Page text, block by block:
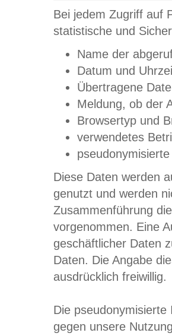
Bei jedem Zugriff auf
statistische und
Name der
Datum und
Übertragene
Meldung, ob der
Browsertyp und
verwendetes
Diese Daten werden
genutzt und werden
Zusammenführung
vorgenommen. Eine
geschäftlicher Daten
Daten. Die Angabe
ausdrücklich freiwillig.
Die
gegen unsere